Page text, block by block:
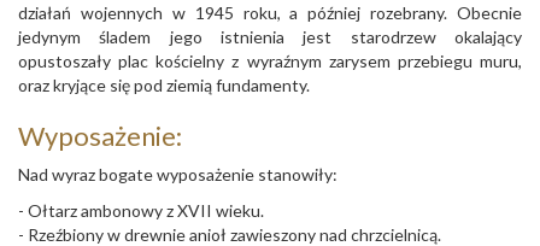
działań wojennych w 1945 roku, a później rozebrany. Obecnie
jedynym śladem jego istnienia jest starodrzew okalający
opustoszały plac kościelny z wyraźnym zarysem przebiegu muru,
oraz kryjące się pod ziemią fundamenty.
Wyposażenie:
Nad wyraz bogate wyposażenie stanowiły:
- Ołtarz ambonowy z XVII wieku.
- Rzeźbiony w drewnie anioł zawieszony nad chrzcielnicą.